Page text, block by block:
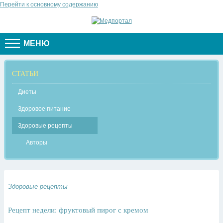
Перейти к основному содержанию
МЕНЮ
СТАТЬИ
Диеты
Здоровое питание
Здоровые рецепты
Авторы
Здоровые рецепты
Рецепт недели: фруктовый пирог с кремом